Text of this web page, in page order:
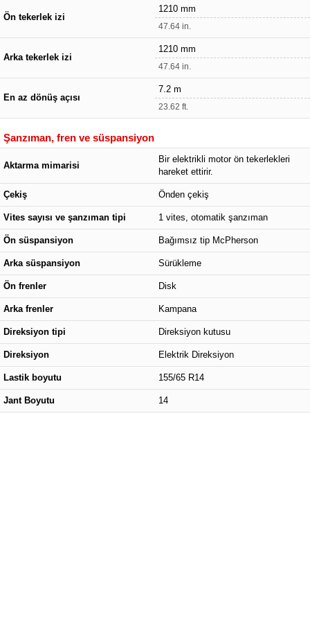
Ön tekerlek izi
1210 mm
47.64 in.
Arka tekerlek izi
1210 mm
47.64 in.
En az dönüş açısı
7.2 m
23.62 ft.
Şanzıman, fren ve süspansiyon
Aktarma mimarisi
Bir elektrikli motor ön tekerlekleri
hareket ettirir.
Çekiş Önden çekiş
Vites sayısı ve şanzıman tipi 1 vites, otomatik şanzıman
Ön süspansiyon Bağımsız tip McPherson
Arka süspansiyon Sürükleme
Ön frenler Disk
Arka frenler Kampana
Direksiyon tipi Direksiyon kutusu
Direksiyon Elektrik Direksiyon
Lastik boyutu 155/65 R14
Jant Boyutu 14